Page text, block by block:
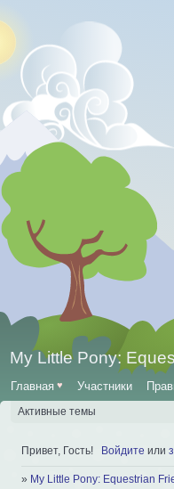
My Little Pony:
Главная ♥ Участники
Активные темы
Привет, Гость! Войдите или
» My Little Pony: Equestrian